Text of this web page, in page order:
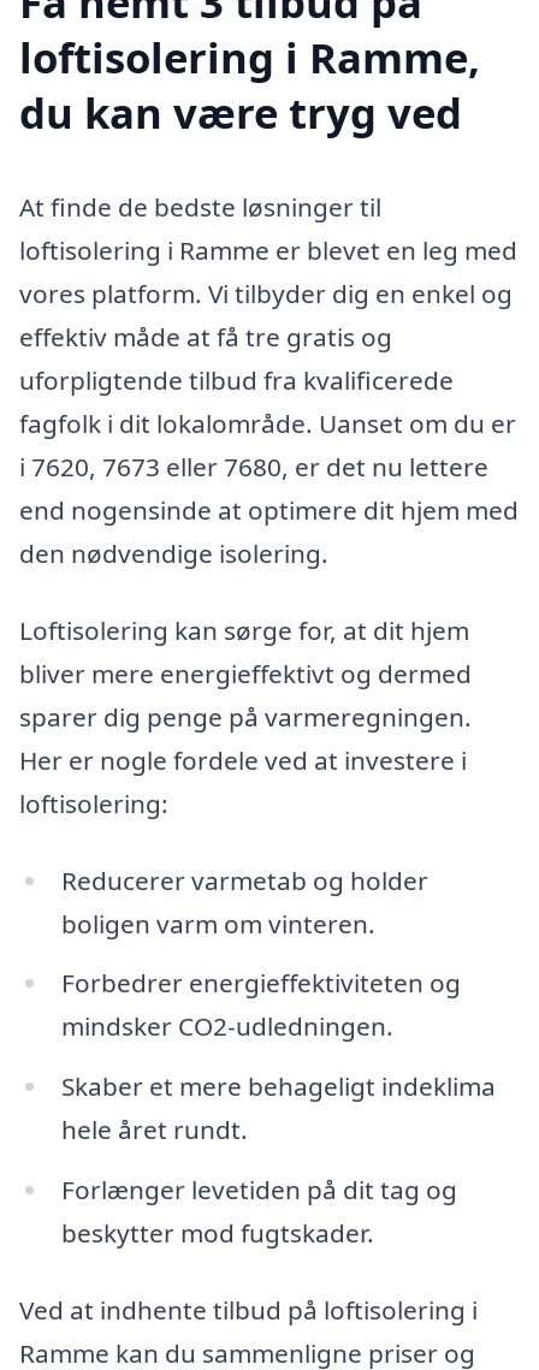
loftisolering i Ramme,
du kan være tryg ved
At finde de bedste løsninger til
loftisolering i Ramme er blevet en leg med
vores platform. Vi tilbyder dig en enkel og
effektiv måde at få tre gratis og
uforpligtende tilbud fra kvalificerede
fagfolk i dit lokalområde. Uanset om du er
i 7620, 7673 eller 7680, er det nu lettere
end nogensinde at optimere dit hjem med
den nødvendige isolering.
Loftisolering kan sørge for, at dit hjem
bliver mere energieffektivt og dermed
sparer dig penge på varmeregningen.
Her er nogle fordele ved at investere i
loftisolering:
Reducerer varmetab og holder
boligen varm om vinteren.
Forbedrer energieffektiviteten og
mindsker CO2-udledningen.
Skaber et mere behageligt indeklima
hele året rundt.
Forlænger levetiden på dit tag og
beskytter mod fugtskader.
Ved at indhente tilbud på loftisolering i
Ramme kan du sammenligne priser og